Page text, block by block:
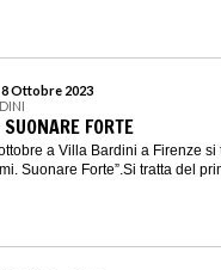
8 Ottobre 2023
FORTE
a Villa Bardini a Firenze si
Suonare Forte”.Si tratta del